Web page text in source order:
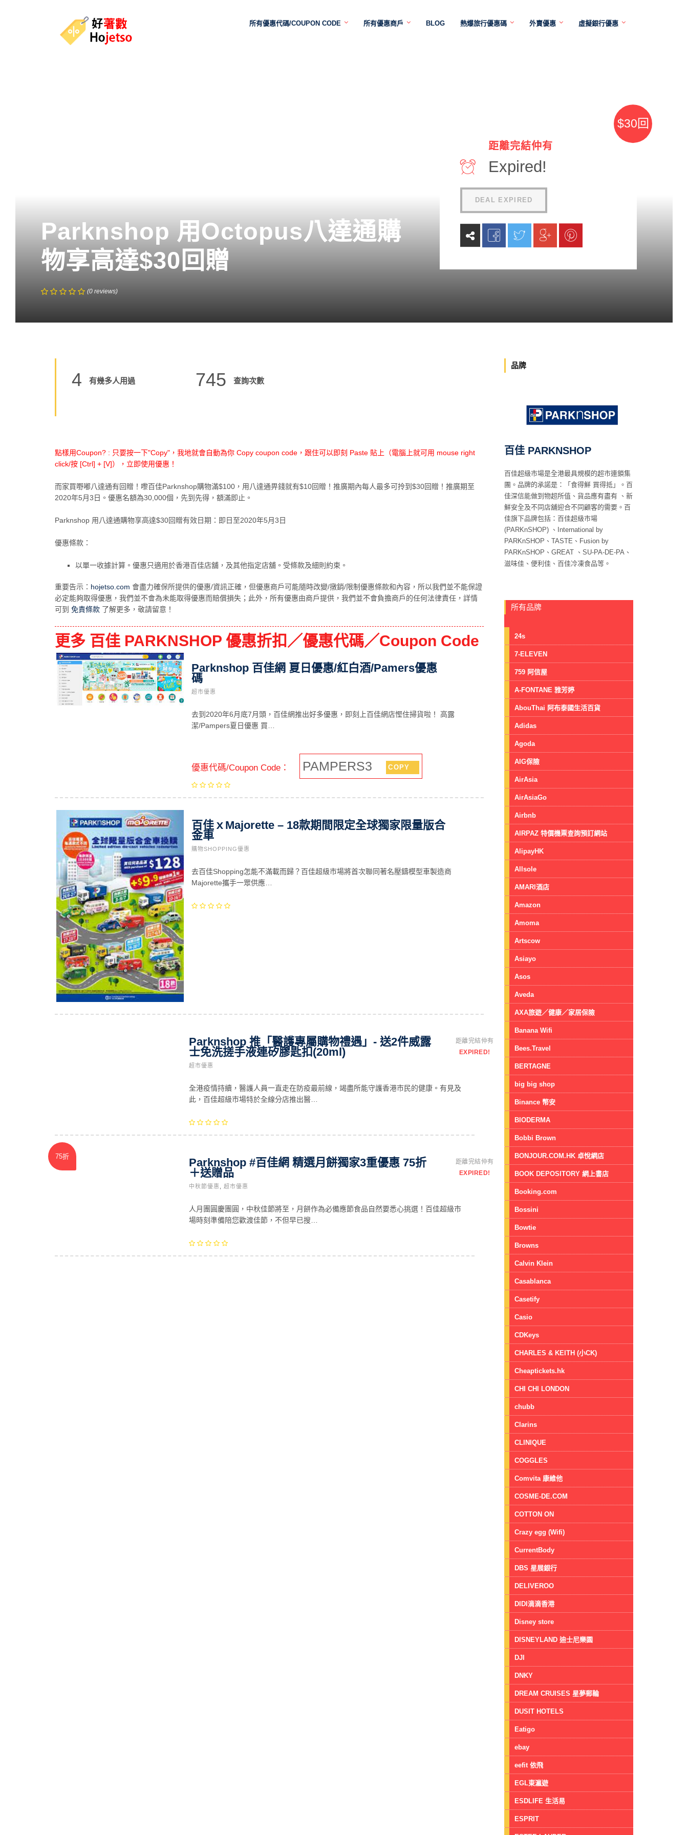
所有優惠代碼/COUPON CODE 所有優惠商戶 BLOG 熱爆旅行優惠碼 外賣優惠 虛擬銀行優惠
Parknshop 用Octopus八達通購
物享高達$30回贈
(0 reviews)
距離完結仲有
Expired!
DEAL EXPIRED
$30回
4 有幾多人用過 745 查詢次數
點樣用Coupon? : 只要按一下"Copy"，我地就會自動為你 Copy coupon code，跟住可以即刻 Paste 貼上（電腦上就可用 mouse right
click/按 [Ctrl] + [V]），立即使用優惠！
而家買嘢嘟八達通有回贈！嚟百佳Parknshop購物滿$100，用八達通畀錢就有$10回贈！推廣期內每人最多可拎到$30回贈！推廣期至
2020年5月3日。優惠名額為30,000個，先到先得，額滿即止。
Parknshop 用八達通購物享高達$30回贈有效日期：即日至2020年5月3日
優惠條款：
以單一收據計算。優惠只適用於香港百佳店舖，及其他指定店舖。受條款及細則約束。
重要告示： hojetso.com 會盡力確保所提供的優惠/資訊正確，但優惠商戶可能隨時改變/撴銷/限制優惠條款和內容，所以我們並不能保證
必定能夠取得優惠，我們並不會為未能取得優惠而賠償損失；此外，所有優惠由商戶提供，我們並不會負擔商戶的任何法律責任，詳情
可到 免責條款 了解更多，敬請留意！
更多 百佳 PARKNSHOP 優惠折扣／優惠代碼／Coupon Code
Parknshop 百佳網 夏日優惠/紅白酒/Pamers優惠
碼
超市優惠
去到2020年6月底7月頭，百佳網推出好多優惠，即刻上百佳網店慳住掃貨啦！ 高露
潔/Pampers夏日優惠 買…
優惠代碼/Coupon Code： PAMPERS3 COPY
百佳ｘMajorette – 18款期間限定全球獨家限量版合
金車
購物SHOPPING優惠
去百佳Shopping怎能不滿載而歸？百佳超級市場將首次聯同著名壓鑄模型車製造商
Majorette攜手一眾供應…
Parknshop 推「醫護專屬購物禮遇」- 送2件威露
士免洗搓手液連矽膠匙扣(20ml)
超市優惠
全港疫情持續，醫護人員一直走在防疫最前線，竭盡所能守護香港市民的健康。有見及
此，百佳超級市場特於全線分店推出醫…
距離完結仲有
EXPIRED!
75折
Parknshop #百佳網 精選月餅獨家3重優惠 75折
＋送贈品
中秋節優惠 ,超市優惠
人月團圓慶團圓，中秋佳節將至，月餅作為必備應節食品自然要悉心挑選！百佳超級市
場時刻準備陪您歡渡佳節，不但早已搜…
距離完結仲有
EXPIRED!
品牌
百佳 PARKNSHOP
百佳超級市場是全港最具規模的超市連鎖集
團。品牌的承諾是：「食得鮮 買得抵」。百
佳深信能做到物超所值、貨品應有盡有 、新
鮮安全及不同店舖迎合不同顧客的需要。百
佳旗下品牌包括：百佳超級市場
(PARKnSHOP) 、International by
PARKnSHOP、TASTE、Fusion by
PARKnSHOP、GREAT 、SU-PA-DE-PA、
滋味佳、便利佳、百佳冷凍食品等。
所有品牌
24s
7-ELEVEN
759 阿信屋
A-FONTANE 雅芳婷
AbouThai 阿布泰國生活百貨
Adidas
Agoda
AIG保險
AirAsia
AirAsiaGo
Airbnb
AIRPAZ 特價機票查詢預訂網站
AlipayHK
Allsole
AMARI酒店
Amazon
Amoma
Artscow
Asiayo
Asos
Aveda
AXA旅遊／健康／家居保險
Banana Wifi
Bees.Travel
BERTAGNE
big big shop
Binance 幣安
BIODERMA
Bobbi Brown
BONJOUR.COM.HK 卓悅網店
BOOK DEPOSITORY 網上書店
Booking.com
Bossini
Bowtie
Browns
Calvin Klein
Casablanca
Casetify
Casio
CDKeys
CHARLES & KEITH (小CK)
Cheaptickets.hk
CHI CHI LONDON
chubb
Clarins
CLINIQUE
COGGLES
Comvita 康維他
COSME-DE.COM
COTTON ON
Crazy egg (Wifi)
CurrentBody
DBS 星展銀行
DELIVEROO
DIDI滴滴香港
Disney store
DISNEYLAND 迪士尼樂園
DJI
DNKY
DREAM CRUISES 星夢郵輪
DUSIT HOTELS
Eatigo
ebay
eefit 依飛
EGL東瀛遊
ESDLIFE 生活易
ESPRIT